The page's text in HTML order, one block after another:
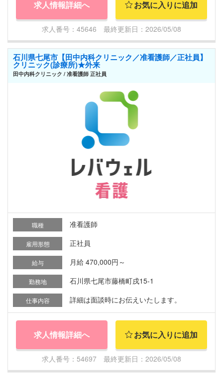
求人情報詳細へ お気に入りに追加
求人番号：45646 最終更新日：2026/05/08
石川県七尾市【田中内科クリニック／准看護師／正社員】
クリニック(診療所)★外来
田中内科クリニック / 准看護師 正社員
職種 准看護師
雇用形態 正社員
給与 月給 470,000円～
勤務地 石川県七尾市藤橋町戌15-1
仕事内容 詳細は面談時にお伝えいたします。
求人情報詳細へ お気に入りに追加
求人番号：54697 最終更新日：2026/05/08